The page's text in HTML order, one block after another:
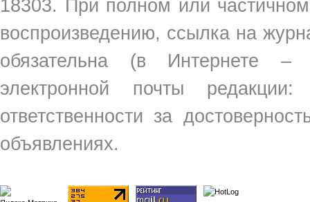
18303. При полном или
воспроизведению, ссылка на
обязательна (в Интернете
электронной почты
ответственности за
объявлениях.